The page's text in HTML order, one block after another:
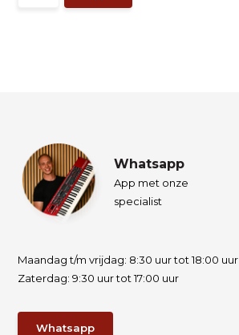
Whatsapp
App met onze
specialist
Maandag t/m vrijdag: 8:30 uur tot 18:00 uur
Zaterdag: 9:30 uur tot 17:00 uur
Whatsapp